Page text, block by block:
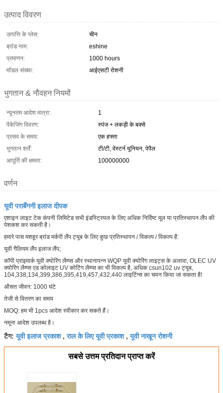
उत्पाद विवरण
उत्पत्ति के प्लेस:
चीन
ब्रांड नाम:
eshine
प्रमाणन:
1000 hours
मॉडल संख्या:
आईएसटी रोशनी
भुगतान & नौवहन नियमों
न्यूनतम आदेश मात्रा:
1
पैकेजिंग विवरण:
स्पंज + लकड़ी के बक्से
प्रसव के समय:
एक हफ्ता
भुगतान शर्तें:
टी/टी, वेस्टर्न यूनियन, पेपैल
आपूर्ति की क्षमता:
100000000
वर्णन
यूवी पराबैंगनी इलाज दीपक
एशाइन लाइट टेक कंपनी लिमिटेड सभी इंडस्ट्रियल के लिए अधिक निर्दिष्ट मूल या प्रतिस्थापन लैंप की
पेशकश कर सकती है।
हमारे पास मशहूर ब्रांड मर्करी लैंप ट्यूब के लिए कुछ प्रतिस्थापन / विकल्प / विकल्प है:
यूवी गैलियम लैंप इलाज लैंप;
कॉपी प्राइमार्क यूवी क्योरिंग लैम्प्स और स्थानापन्न WQP यूवी क्योरिंग लाइट्स के अलावा, OLEC UV
क्योरिंग लैम्प्स एड कोलाइट UV कोटिंग लैम्प्स का भी विकल्प है, अधिक csun102 uv ट्यूब,
104,338,134,399,386,395,419,457,432,440 लाइटिंग्स का चयन किया जा सकता है!
औसत जीवन: 1000 घंटे
तेजी से वितरण का समय
MOQ: हम भी 1pcs आदेश स्वीकार कर सकते हैं।
नमूना आदेश उपलब्ध है।
टैग:यूवी इलाज प्रकाश,राल के लिए यूवी प्रकाश,यूवी नाखून रोशनी
सबसे उत्तम प्रतिदान प्राप्त करें